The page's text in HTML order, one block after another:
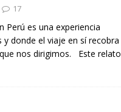
GUINEA ECUATORIAL
17
Perú es una experiencia
y donde el viaje en sí recobra
nos dirigimos. Este relato